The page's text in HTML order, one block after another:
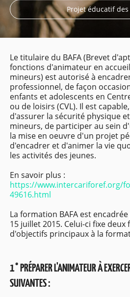
Projet éducatif des
Le titulaire du BAFA (Brevet
fonctions d'animateur en
mineurs) est autorisé à
professionnel, de façon
enfants et adolescents en
ou de loisirs (CVL). Il est
d'assurer la sécurité physique
mineurs, de participer au sein
la mise en oeuvre d'un projet
d'encadrer et d'animer la vie
les activités des jeunes.
En savoir plus :
https://www.intercariforef.org/
49616.html
La formation BAFA est
15 juillet 2015. Celui-ci fixe deux
d'objectifs principaux à la
1° PRÉPARER L'ANIMATEUR À
SUIVANTES :